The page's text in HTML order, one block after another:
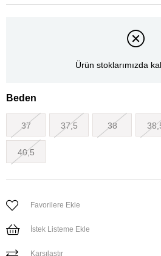
Ürün stoklarımızda
Beden
37 37,5 38
40,5
Favorilere Ekle
İstek Listeme Ekle
Karşılaştır